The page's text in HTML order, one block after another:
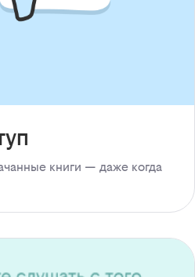
книги — даже когда